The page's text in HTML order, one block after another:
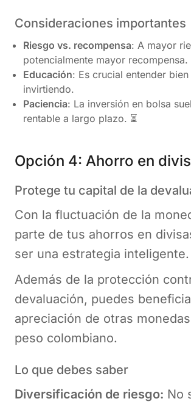
Consideraciones importantes
Riesgo vs. recompensa: A mayor
potencialmente mayor recompensa.
Educación: Es crucial entender
invirtiendo.
Paciencia: La inversión en bolsa
rentable a largo plazo. ⏳
Opción 4: Ahorro en
Protege tu capital de la
Con la fluctuación de la
parte de tus ahorros en
ser una estrategia inteligente.
Además de la protección
devaluación, puedes
apreciación de otras
peso colombiano.
Lo que debes saber
Diversificación de riesgo: No